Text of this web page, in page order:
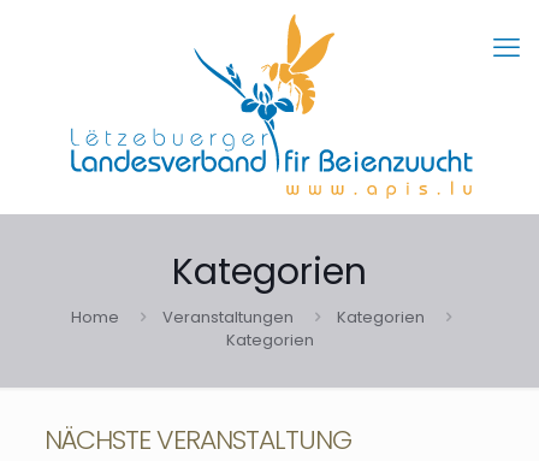
Kategorien
Home Veranstaltungen
Kategorien
Kategorien
NÄCHSTE VERANSTALTUNG